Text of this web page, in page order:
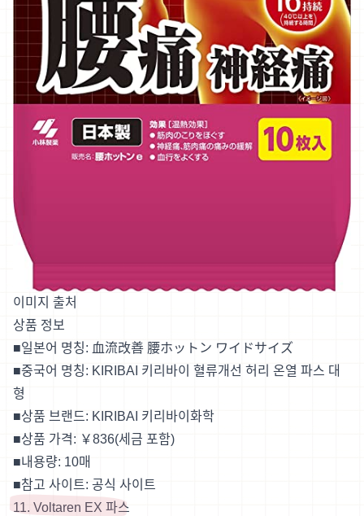
이미지 출처
상품 정보
■일본어 명칭: 血流改善 腰ホットン ワイドサイズ
■중국어 명칭: KIRIBAI 키리바이 혈류개선 허리 온열 파스 대
형
■상품 브랜드: KIRIBAI 키리바이화학
■상품 가격: ￥836(세금 포함)
■내용량: 10매
■참고 사이트: 공식 사이트
11. Voltaren EX 파스